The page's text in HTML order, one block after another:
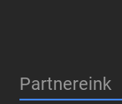
Partnereink